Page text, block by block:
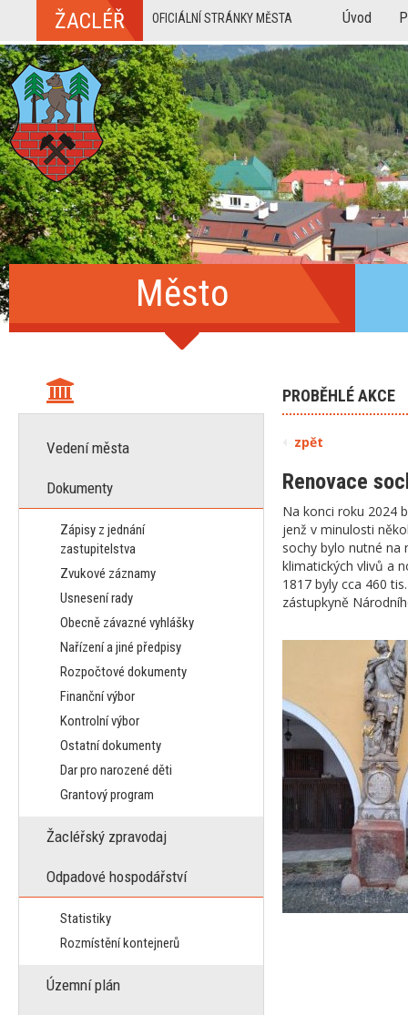
ŽACLÉŘ OFICIÁLNÍ STRÁNKY MĚSTA Úvod
Město
Vedení města
Dokumenty
Zápisy z jednání
zastupitelstva
Zvukové záznamy
Usnesení rady
Obecně závazné vyhlášky
Nařízení a jiné předpisy
Rozpočtové dokumenty
Finanční výbor
Kontrolní výbor
Ostatní dokumenty
Dar pro narozené děti
Grantový program
Žacléřský zpravodaj
Odpadové hospodářství
Statistiky
Rozmístění kontejnerů
Územní plán
PROBĚHLÉ AKCE
zpět
Renovace
Na konci roku 2024
jenž v minulosti
sochy bylo nutné na
klimatických vlivů a
1817 byly cca 460
zástupkyně